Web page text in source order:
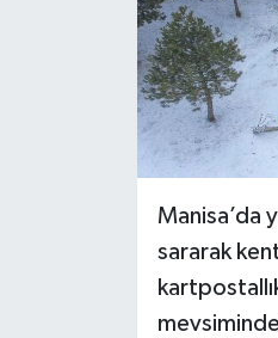
Manisa’da
sararak